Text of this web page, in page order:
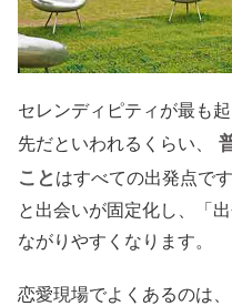
セレンディピティが最も
先だといわれるくらい、
こと はすべての出発点で
と出会いが固定化し、「
ながりやすくなります。
恋愛現場でよくあるのは